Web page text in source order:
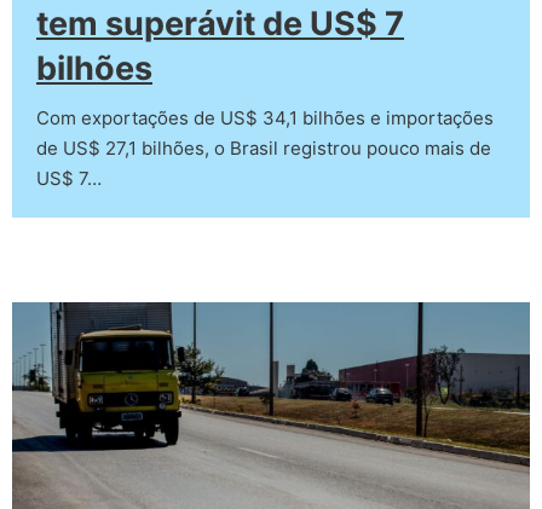
tem superávit de US$ 7
bilhões
Com exportações de US$ 34,1 bilhões e importações
de US$ 27,1 bilhões, o Brasil registrou pouco mais de
US$ 7…